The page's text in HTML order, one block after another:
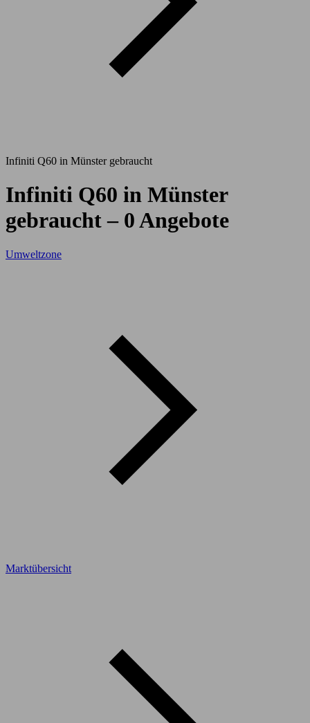
Infiniti Q60 in Münster gebraucht
Infiniti Q60 in Münster
gebraucht – 0 Angebote
Umweltzone
Marktübersicht